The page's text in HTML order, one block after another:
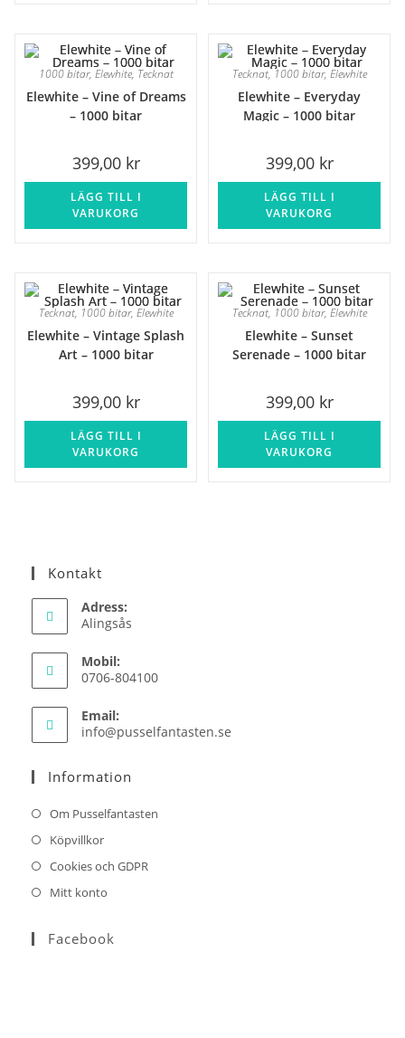
1000 bitar, Elewhite, Tecknat
Elewhite – Vine of Dreams
– 1000 bitar
399,00 kr
LÄGG TILL I
VARUKORG
Tecknat,1000 bitar, Elewhite
Elewhite – Everyday
Magic – 1000 bitar
399,00 kr
LÄGG TILL I
VARUKORG
Tecknat, 1000 bitar, Elewhite
Elewhite – Vintage Splash
Art – 1000 bitar
399,00 kr
LÄGG TILL I
VARUKORG
Tecknat, 1000 bitar, Elewhite
Elewhite – Sunset
Serenade – 1000 bitar
399,00 kr
LÄGG TILL I
VARUKORG
Kontakt
Adress:
Alingsås
Mobil:
0706-804100
Email:
info@pusselfantasten.se
Information
Om Pusselfantasten
Köpvillkor
Cookies och GDPR
Mitt konto
Facebook